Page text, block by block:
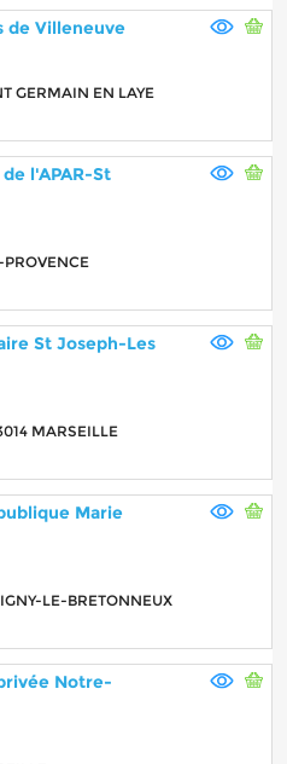
de Villeneuve
GERMAIN EN LAYE
l'APAR-St
St Joseph-Les
MARSEILLE
Marie
LE-BRETONNEUX
Notre-